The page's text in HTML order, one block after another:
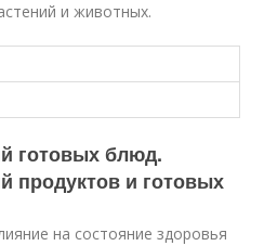
и животных.
готовых блюд.
продуктов и готовых
на состояние здоровья